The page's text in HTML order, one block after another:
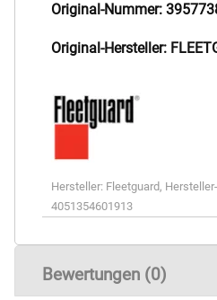
Original-Nummer:
Original-Hersteller:
Hersteller: Fleetguard ,
4051354601913
Bewertungen (0)